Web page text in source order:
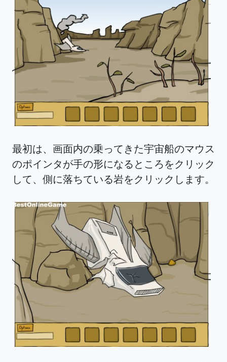
最初は、画面内の乗ってきた宇宙船のマウス
のポインタが手の形になるところをクリック
して、側に落ちている岩をクリックします。